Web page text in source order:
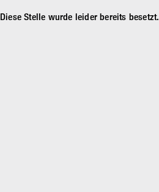
Diese Stelle wurde leider bereits besetzt.